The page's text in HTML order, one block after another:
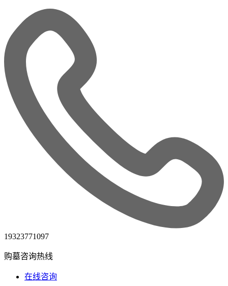
19323771097
购墓咨询热线
在线咨询